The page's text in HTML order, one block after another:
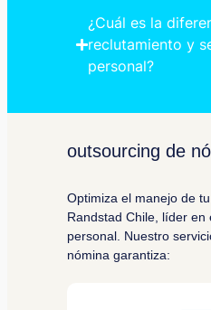
¿Cuál es la
reclutamiento y
personal?
outsourcing de
Optimiza el manejo de
Randstad Chile, líder en
personal. Nuestro
nómina garantiza: